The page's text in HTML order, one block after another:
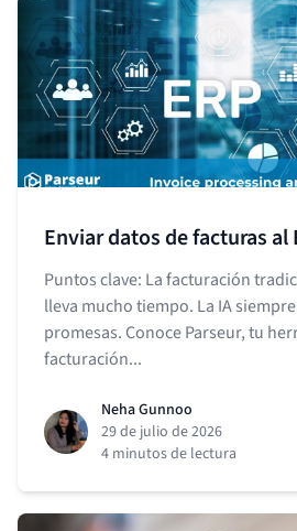
Enviar datos de facturas al
Puntos clave: La facturación
lleva mucho tiempo. La IA
promesas. Conoce Parseur, tu
facturación...
Neha Gunnoo
29 de julio de 2026
4 minutos de lectura